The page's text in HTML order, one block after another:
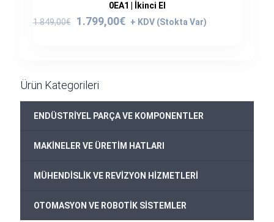
0EA1 | İkinci El
1.849,00€
Orijinal
1.799,00€
Şu
Ürün Kategorileri
ENDÜSTRİYEL PARÇA VE KOMPONENTLER
MAKİNELER VE ÜRETİM HATLARI
MÜHENDİSLİK VE REVİZYON HİZMETLERİ
OTOMASYON VE ROBOTİK SİSTEMLER